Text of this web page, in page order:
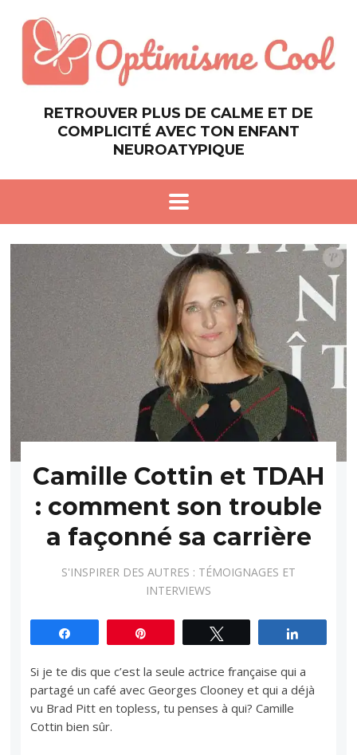
RETROUVER PLUS DE CALME ET DE
COMPLICITÉ AVEC TON ENFANT
NEUROATYPIQUE
Camille Cottin et TDAH
: comment son trouble
a façonné sa carrière
S'INSPIRER DES AUTRES : TÉMOIGNAGES ET
INTERVIEWS
Si je te dis que c’est la seule actrice française qui a
partagé un café avec Georges Clooney et qui a déjà
vu Brad Pitt en topless, tu penses à qui? Camille
Cottin bien sûr.